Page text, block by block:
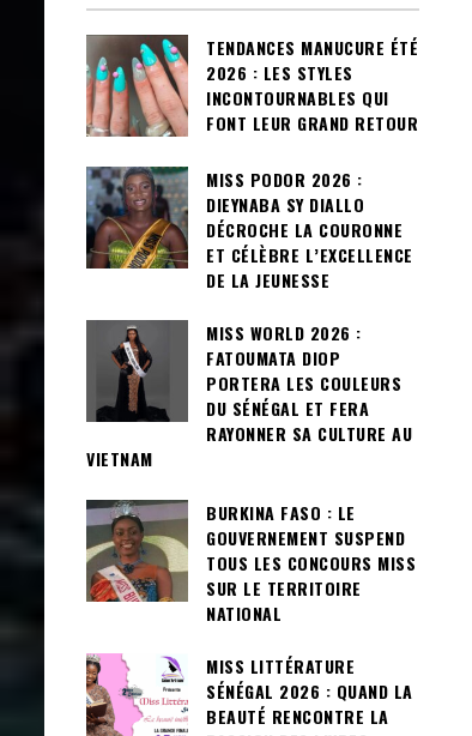
TENDANCES MANUCURE ÉTÉ
2026 : LES STYLES
INCONTOURNABLES QUI
FONT LEUR GRAND RETOUR
MISS PODOR 2026 :
DIEYNABA SY DIALLO
DÉCROCHE LA COURONNE
ET CÉLÈBRE L’EXCELLENCE
DE LA JEUNESSE
MISS WORLD 2026 :
FATOUMATA DIOP
PORTERA LES COULEURS
DU SÉNÉGAL ET FERA
RAYONNER SA CULTURE AU
VIETNAM
BURKINA FASO : LE
GOUVERNEMENT SUSPEND
TOUS LES CONCOURS MISS
SUR LE TERRITOIRE
NATIONAL
MISS LITTÉRATURE
SÉNÉGAL 2026 : QUAND LA
BEAUTÉ RENCONTRE LA